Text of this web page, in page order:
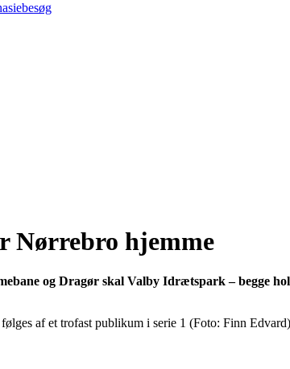
Nørrebro hjemme
og Dragør skal Valby Idrætspark – begge
af et trofast publikum i serie 1 (Foto: Finn Edvard)